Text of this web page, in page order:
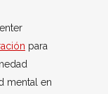
para
mental en